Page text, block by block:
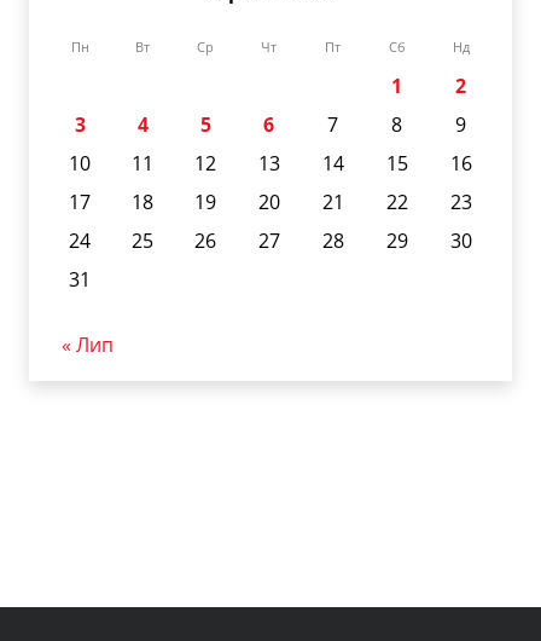
Пн Вт Ср Чт Пт Сб Нд
1
2
3
4 5 6 7 8
9
10
11 12 13 14 15
16
17
18 19 20 21 22
23
24
25 26 27 28 29
30
31
« Лип